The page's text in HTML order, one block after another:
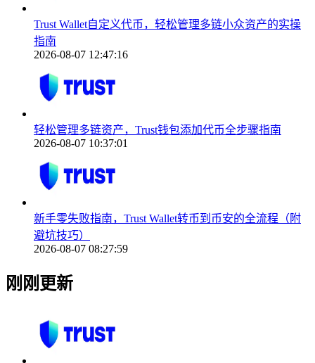
Trust Wallet自定义代币，轻松管理多链小众资产的实操
指南
2026-08-07 12:47:16
轻松管理多链资产，Trust钱包添加代币全步骤指南
2026-08-07 10:37:01
新手零失败指南，Trust Wallet转币到币安的全流程（附
避坑技巧）
2026-08-07 08:27:59
刚刚更新